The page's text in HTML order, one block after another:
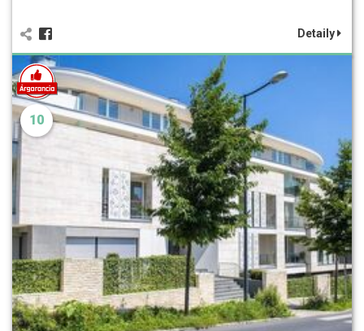
Detaily
10